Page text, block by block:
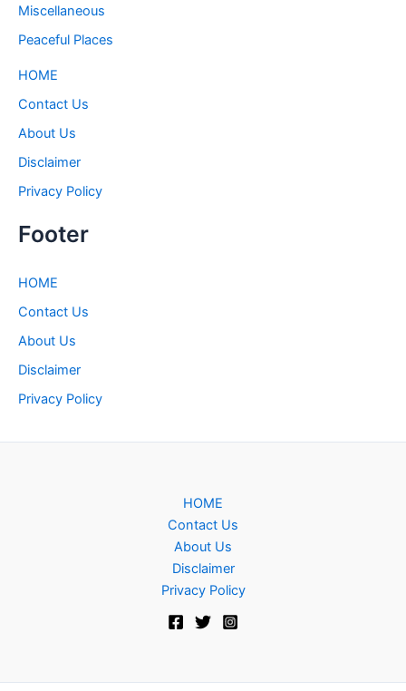
Miscellaneous
Peaceful Places
HOME
Contact Us
About Us
Disclaimer
Privacy Policy
Footer
HOME
Contact Us
About Us
Disclaimer
Privacy Policy
HOME
Contact Us
About Us
Disclaimer
Privacy Policy